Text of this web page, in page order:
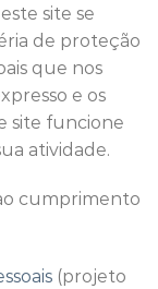
site se
de proteção
que nos
e os
site funcione
atividade.
cumprimento
(projeto